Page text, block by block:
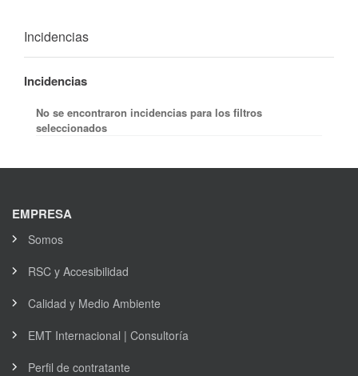
Incidencias
Incidencias
No se encontraron incidencias para los filtros
seleccionados
EMPRESA
Somos
RSC y Accesibilidad
Calidad y Medio Ambiente
EMT Internacional | Consultoría
Perfil de contratante